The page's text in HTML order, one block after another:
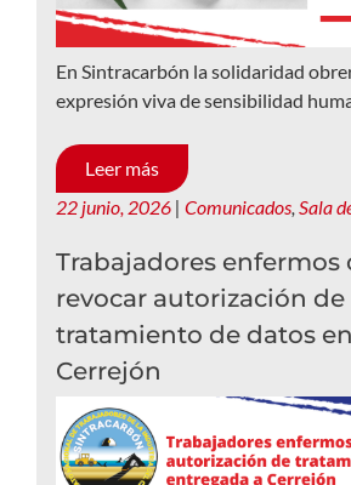
En Sintracarbón la solidaridad
expresión viva de sensibilidad
Leer más
22 junio, 2026 | Comunicados Sala
Trabajadores enfermos
revocar autorización de
tratamiento de datos
Cerrejón